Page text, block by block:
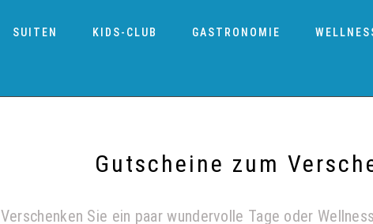
SUITEN KIDS-CLUB GASTRONOMIE
Gutscheine zum
Verschenken Sie ein paar wundervolle Tage oder